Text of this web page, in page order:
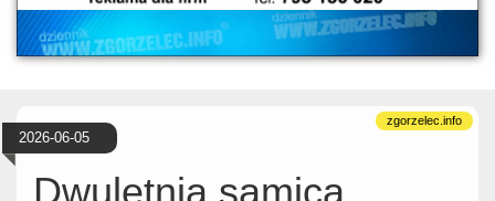
2026-06-05
Dwuletnia samica